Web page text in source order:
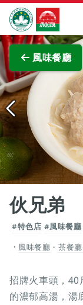
跳至主内容
澳門特別行政區
風味餐廳
伙兄弟
#特色店 #風味餐廳
風味餐廳 ・茶餐
招牌火車頭，40
的濃郁高湯，湯